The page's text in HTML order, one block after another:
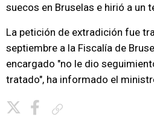
suecos en Bruselas e hirió a un
La petición de extradición fue
septiembre a la Fiscalía de
encargado "no le dio
tratado", ha informado el